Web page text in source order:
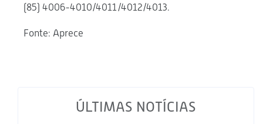
(85) 4006-4010/4011/4012/4013.
Fonte: Aprece
ÚLTIMAS NOTÍCIAS